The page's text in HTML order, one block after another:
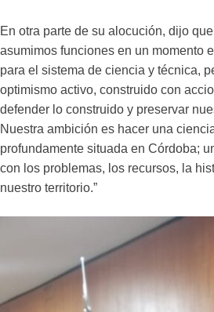
En otra parte de su alocución, dijo
asumimos funciones en un momento
para el sistema de ciencia y técnica,
optimismo activo, construido con
defender lo construido y preservar
Nuestra ambición es hacer una
profundamente situada en Córdoba;
con los problemas, los recursos, la
nuestro territorio.”